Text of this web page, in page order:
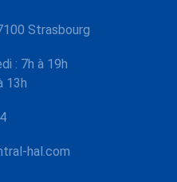
Strasbourg
: 7h à 19h
13h
hal.com